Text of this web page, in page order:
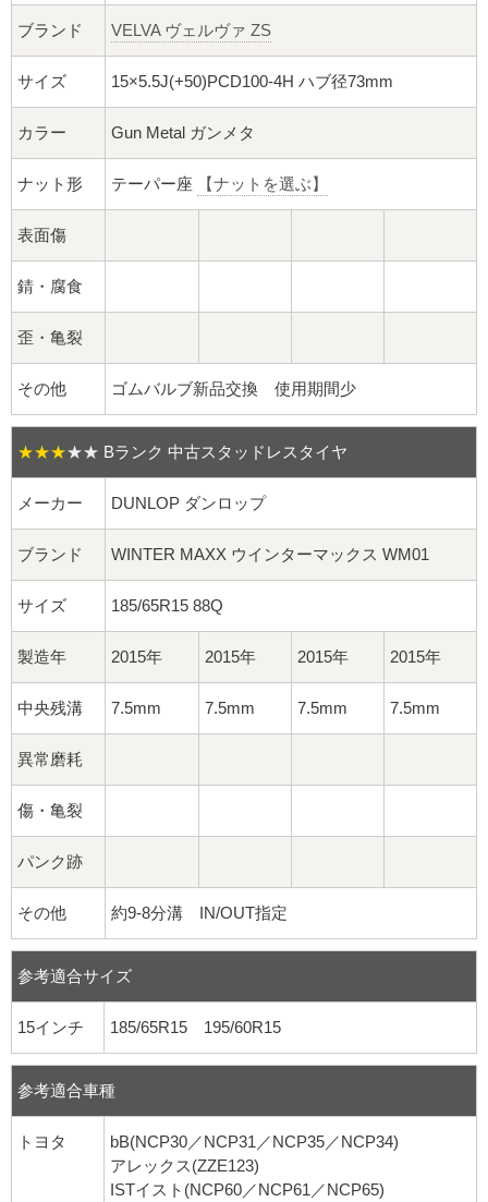
ホイールナット
ショート平面ナット
球面座ナット
ロング球面ナット
ショート球面ナット
貫通ナット
袋ナット
ロング袋ナット
ショート袋ナット
スチール鉄ホイール
持ち込み交換工賃
ブランド VELVA ヴェルヴァ ZS
サイズ 15×5.5J(+50)PCD100-4H ハブ径73mm
カラー Gun Metal ガンメタ
ナット形 テーパー座 【ナットを選ぶ】
表面傷
錆・腐食
歪・亀裂
その他 ゴムバルブ新品交換 使用期間少
★★★★★ Bランク 中古スタッドレスタイヤ
メーカー DUNLOP ダンロップ
ブランド WINTER MAXX ウインターマックス WM01
サイズ 185/65R15 88Q
製造年 2015年 2015年 2015年 2015年
中央残溝 7.5mm 7.5mm 7.5mm 7.5mm
異常磨耗
傷・亀裂
パンク跡
その他 約9-8分溝 IN/OUT指定
参考適合サイズ
15インチ 185/65R15 195/60R15
参考適合車種
トヨタ
bB(NCP30／NCP31／NCP35／NCP34)
アレックス(ZZE123)
ISTイスト(NCP60／NCP61／NCP65)